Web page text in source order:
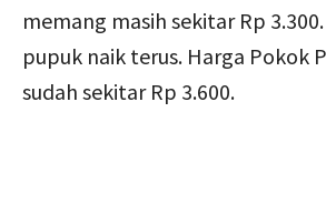
memang masih sekitar Rp
pupuk naik terus. Harga Pokok
sudah sekitar Rp 3.600.